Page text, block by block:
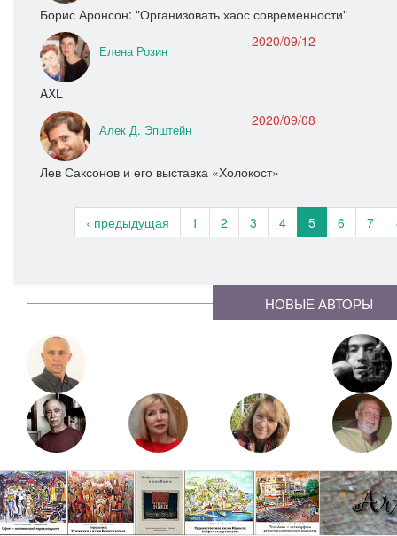
Борис Аронсон: "Организовать хаос современности"
Елена Розин
2020/09/12
AXL
Алек Д. Эпштейн
2020/09/08
Лев Саксонов и его выставка «Холокост»
‹ предыдущая 1 2 3 4 5 6 7
НОВЫЕ АВТОРЫ